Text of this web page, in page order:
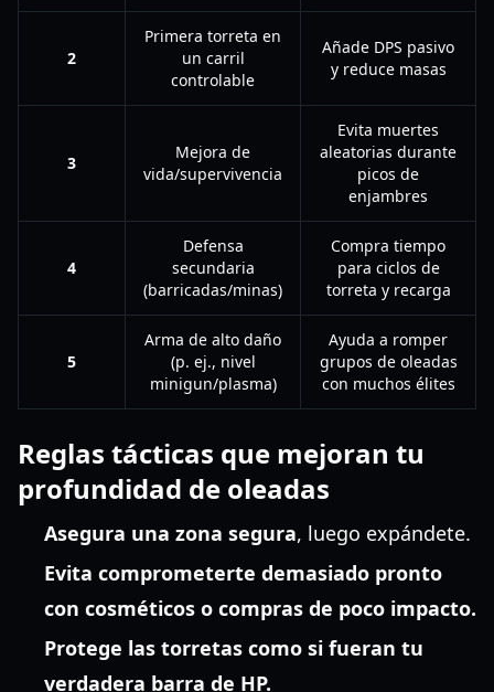
2
Primera torreta en
un carril
controlable
Añade DPS pasivo
y reduce masas
3
Mejora de
vida/supervivencia
Evita muertes
aleatorias durante
picos de
enjambres
4
Defensa
secundaria
(barricadas/minas)
Compra tiempo
para ciclos de
torreta y recarga
5
Arma de alto daño
(p. ej., nivel
minigun/plasma)
Ayuda a romper
grupos de oleadas
con muchos élites
Reglas tácticas que mejoran tu
profundidad de oleadas
Asegura una zona segura, luego expándete.
Evita comprometerte demasiado pronto
con cosméticos o compras de poco impacto.
Protege las torretas como si fueran tu
verdadera barra de HP.